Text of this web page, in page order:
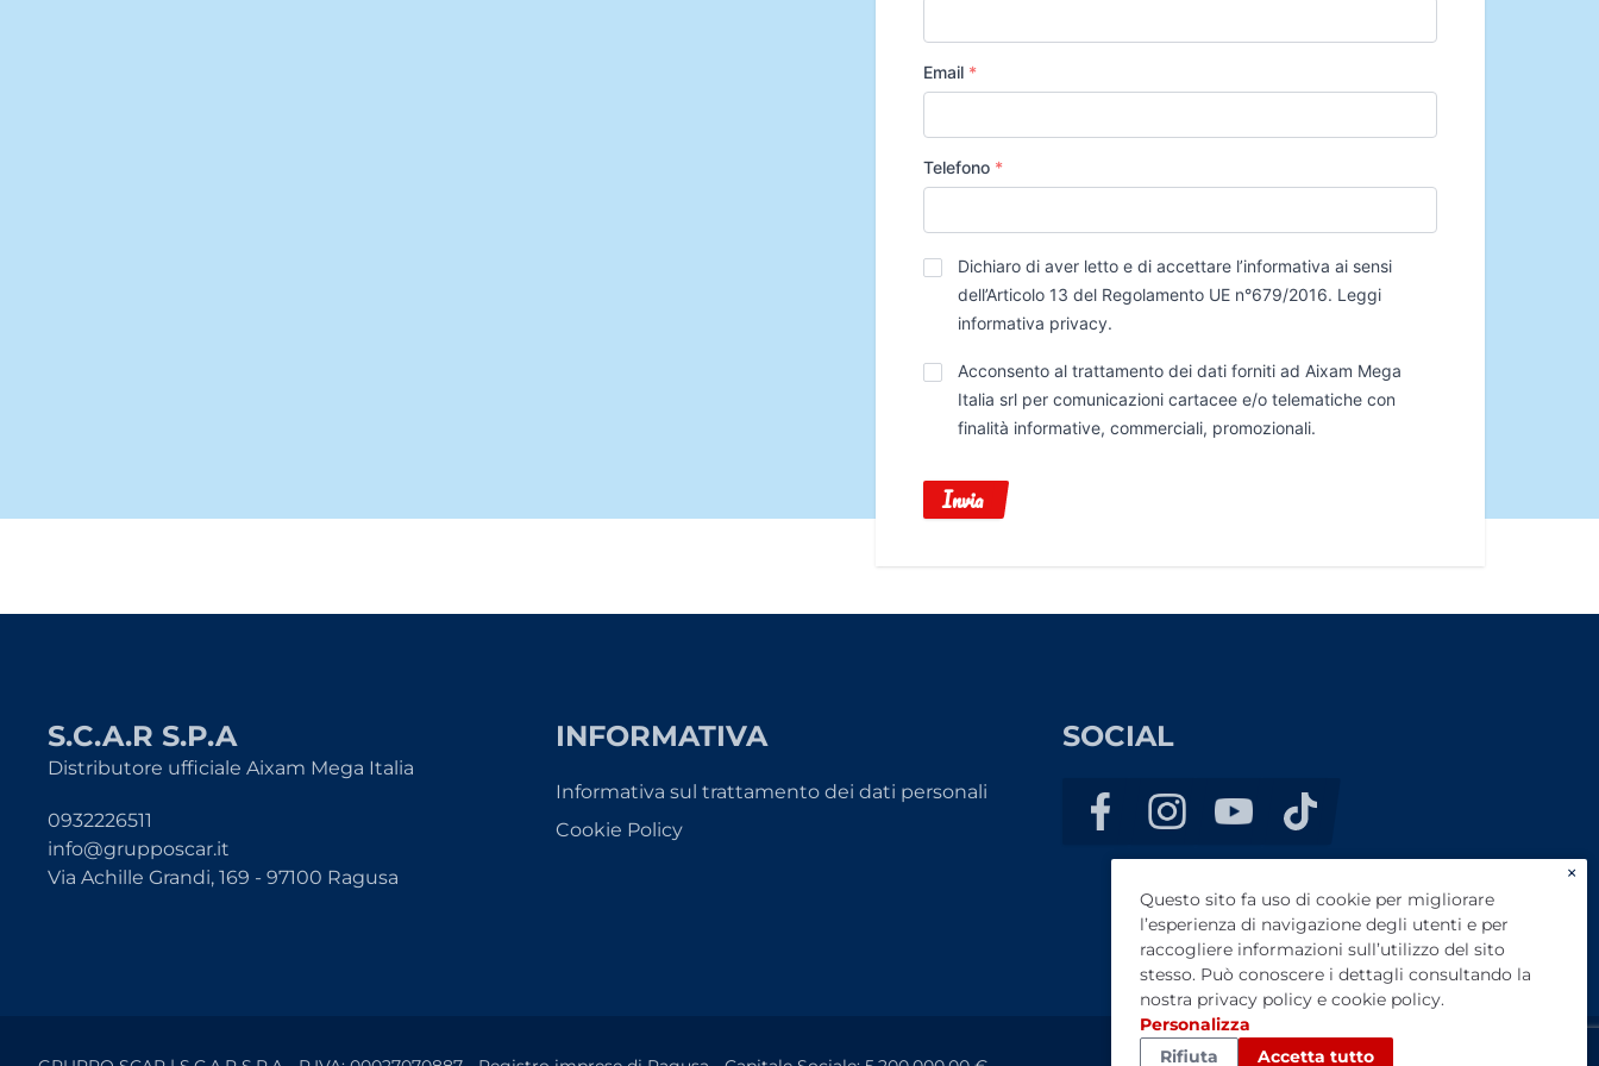
Email *
Telefono *
Privacy*
Dichiaro di aver letto e di accettare l’informativa ai sensi
dell’Articolo 13 del Regolamento UE n°679/2016. Leggi
informativa privacy.
Trattamento
Dati
Acconsento al trattamento dei dati forniti ad Aixam Mega
Italia srl per comunicazioni cartacee e/o telematiche con
finalità informative, commerciali, promozionali.
Invia
S.C.A.R S.P.A
Distributore ufficiale Aixam Mega Italia
0932226511
info@grupposcar.it
Via Achille Grandi, 169 - 97100 Ragusa
INFORMATIVA
Informativa sul trattamento dei dati personali
Cookie Policy
SOCIAL
×
Questo sito fa uso di cookie per migliorare
l’esperienza di navigazione degli utenti e per
raccogliere informazioni sull’utilizzo del sito
stesso. Può conoscere i dettagli consultando la
nostra privacy policy e cookie policy.
Personalizza
Rifiuta
Accetta tutto